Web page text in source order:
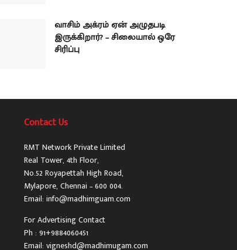
வாசிம் அக்ரம் ஏன் அழுதபடி
இருக்கிறார்? – சிலையால் ஒரே
சிரிப்பு
Contact Us
RMT Network Private Limited
Real Tower, 4th Floor,
No.52 Royapettah High Road,
Mylapore, Chennai – 600 004.
Email: info@madhimguam.com
For Advertising Contact
Ph : 91+9884060451
Email: vigneshd@madhimugam.com